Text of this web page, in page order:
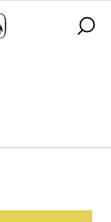
med